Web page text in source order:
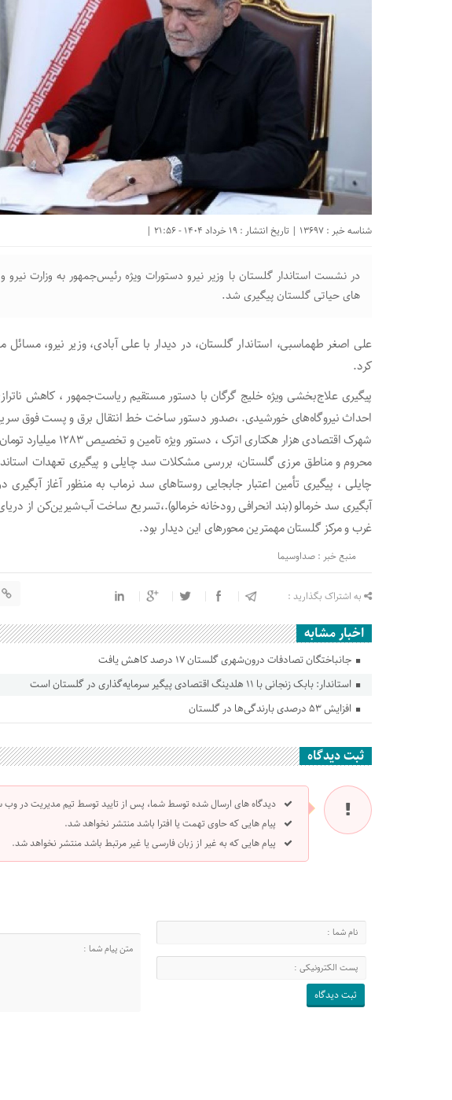
شناسه خبر : 13697 | تاریخ انتشار : 19 خرداد 1404 - 21:56 |
در نشست استاندار گلستان با وزیر نیرو دستورات ویژه رئیس‌جمهور به وزارت نیرو
های حیاتی گلستان پیگیری شد.
علی اصغر طهماسبی، استاندار گلستان، در دیدار با علی آبادی، وزیر نیرو،
کرد.
پیگیری علاج‌بخشی ویژه خلیج گرگان با دستور مستقیم ریاست‌جمهور ، کاهش
احداث نیروگاه‌های خورشیدی. ،صدور دستور ساخت خط انتقال برق و پست فوق سریع
شهرک اقتصادی هزار هکتاری
محروم و مناطق مرزی گلستان، بررسی مشکلات سد چایلی و پیگیری تعهدات
چایلی ، پیگیری تأمین اعتبار جابجایی روستاهای سد نرماب به منظور آغاز آبگیری
آبگیری سد خرمالو (بند انحرافی رودخانه خرمالو).،تسریع ساخت آب‌شیرین‌کن از
غرب و مرکز گلستان مهمترین محورهای این دیدار بود.
منبع خبر : صداوسیما
به اشتراک بگذارید :
اخبار مشابه
جانباختگان تصادفات درون‌شهری گلستان ۱۷ درصد کاهش یافت
استاندار: بابک زنجانی با ۱۱ هلدینگ اقتصادی پیگیر سرمایه‌گذاری در گلستان است
افزایش ۵۳ درصدی بارندگی‌ها در گلستان
ثبت دیدگاه
دیدگاه های ارسال شده توسط شما، پس از تایید توسط تیم مدیریت در
پیام هایی که حاوی تهمت یا افترا باشد منتشر نخواهد شد.
پیام هایی که به غیر از زبان فارسی یا غیر مرتبط باشد منتشر نخواهد شد.